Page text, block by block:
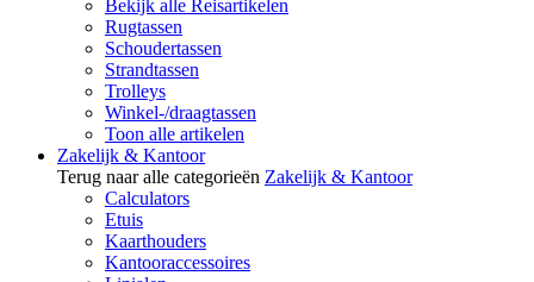
Bekijk alle Reisartikelen
Rugtassen
Schoudertassen
Strandtassen
Trolleys
Winkel-/draagtassen
Toon alle artikelen
Zakelijk & Kantoor
Terug naar alle categorieën Zakelijk & Kantoor
Calculators
Etuis
Kaarthouders
Kantooraccessoires